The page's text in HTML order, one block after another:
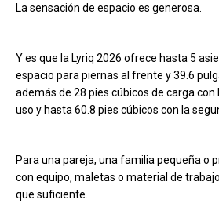
La sensación de espacio es generosa.
Y es que la Lyriq 2026 ofrece hasta 5
espacio para piernas al frente y 39.6
además de 28 pies cúbicos de carga
uso y hasta 60.8 pies cúbicos con la
Para una pareja, una familia pequeña o
con equipo, maletas o material de
que suficiente.